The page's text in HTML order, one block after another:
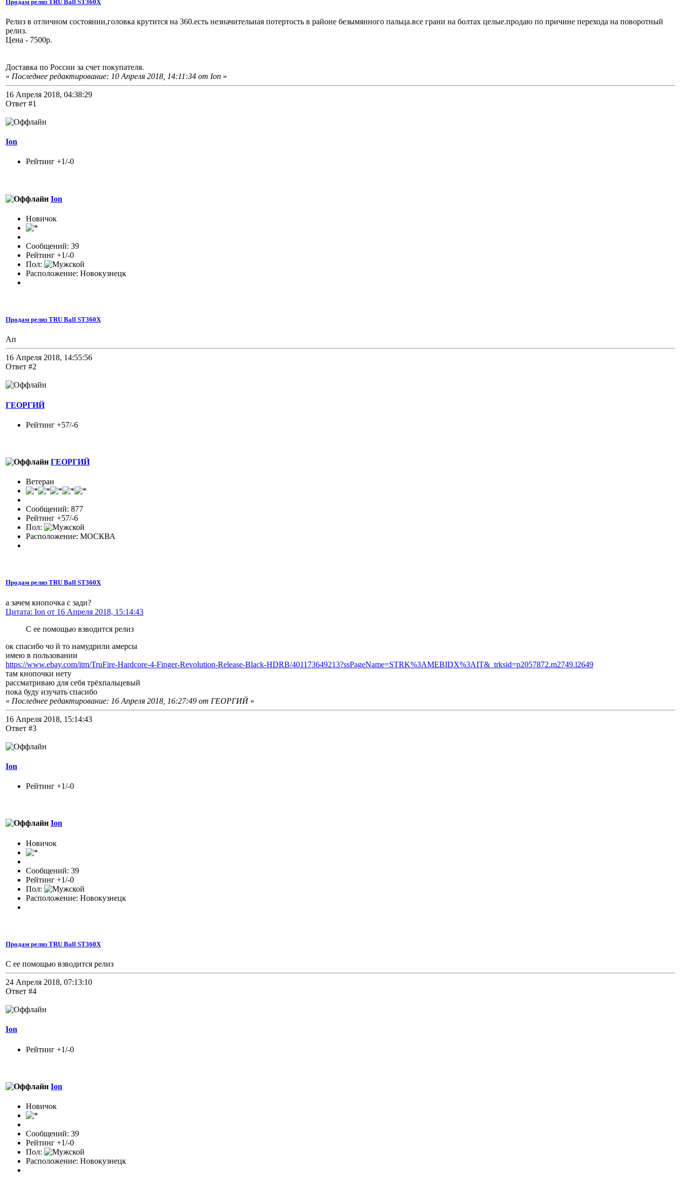
Продам релиз TRU Ball ST360X
Релиз в отличном состоянии,головка крутится на 360.есть незначительная потертость в районе безымянного пальца.все грани на болтах целые.продаю по причине перехода на поворотный
релиз.
Цена - 7500р.
Доставка по России за счет покупателя.
« Последнее редактирование: 10 Апреля 2018, 14:11:34 от Ion »
16 Апреля 2018, 04:38:29
Ответ #1
Ion
Рейтинг +1/-0
Ion
Новичок
Сообщений: 39
Рейтинг +1/-0
Пол:
Расположение: Новокузнецк
Продам релиз TRU Ball ST360X
Ап
16 Апреля 2018, 14:55:56
Ответ #2
ГЕОРГИЙ
Рейтинг +57/-6
ГЕОРГИЙ
Ветеран
Сообщений: 877
Рейтинг +57/-6
Пол:
Расположение: МОСКВА
Продам релиз TRU Ball ST360X
а зачем кнопочка с зади?
Цитата: Ion от 16 Апреля 2018, 15:14:43
С ее помощью взводится релиз
ок спасибо чо й то намудрили амерсы
имею в пользовании
https://www.ebay.com/itm/TruFire-Hardcore-4-Finger-Revolution-Release-Black-HDRB/401173649213?ssPageName=STRK%3AMEBIDX%3AIT&_trksid=p2057872.m2749.l2649
там кнопочки нету
рассматриваю для себя трёхпальцевый
пока буду изучать спасибо
« Последнее редактирование: 16 Апреля 2018, 16:27:49 от ГЕОРГИЙ»
16 Апреля 2018, 15:14:43
Ответ #3
Ion
Рейтинг +1/-0
Ion
Новичок
Сообщений: 39
Рейтинг +1/-0
Пол:
Расположение: Новокузнецк
Продам релиз TRU Ball ST360X
С ее помощью взводится релиз
24 Апреля 2018, 07:13:10
Ответ #4
Ion
Рейтинг +1/-0
Ion
Новичок
Сообщений: 39
Рейтинг +1/-0
Пол:
Расположение: Новокузнецк